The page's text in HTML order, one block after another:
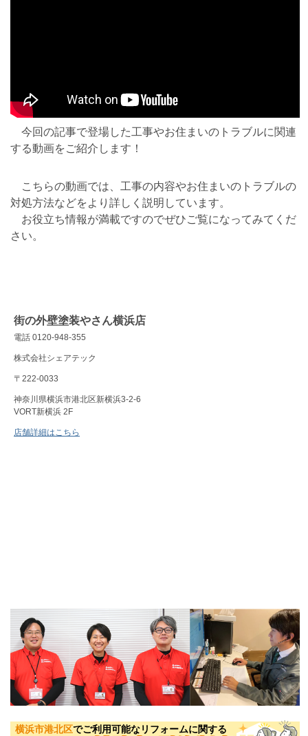
今回の記事で登場した工事やお住まいのトラブルに関連
する動画をご紹介します！
こちらの動画では、工事の内容やお住まいのトラブルの
対処方法などをより詳しく説明しています。
お役立ち情報が満載ですのでぜひご覧になってみてくだ
さい。
街の外壁塗装やさん横浜店
電話 0120-948-355
株式会社シェアテック
〒222-0033
神奈川県横浜市港北区新横浜3-2-6
VORT新横浜 2F
店舗詳細はこちら
横浜市港北区でご利用可能なリフォームに関する